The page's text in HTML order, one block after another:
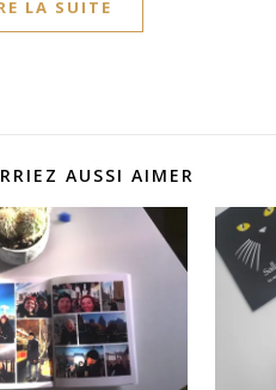
LA SUITE
AUSSI AIMER